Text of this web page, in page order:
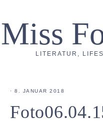
Miss
LITERATUR,
· 8. JANUAR 2018